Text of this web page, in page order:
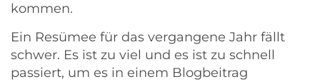
kommen.
Ein Resümee für das vergangene Jahr fällt
schwer. Es ist zu viel und es ist zu schnell
passiert, um es in einem Blogbeitrag